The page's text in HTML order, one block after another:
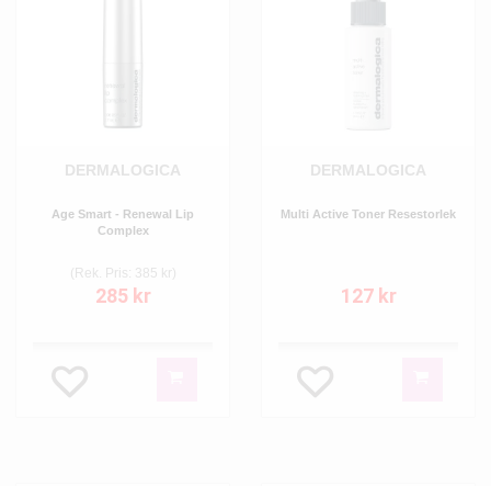
DERMALOGICA
Age Smart - Renewal Lip
Complex
(Rek. Pris: 385 kr)
285 kr
DERMALOGICA
Multi Active Toner Resestorlek
127 kr